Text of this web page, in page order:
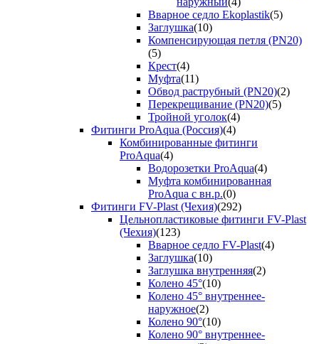
Вварное седло Ekoplastik(5)
Заглушка(10)
Компенсирующая петля (PN20)
(5)
Крест(4)
Муфта(11)
Обвод раструбный (PN20)(2)
Перекрещивание (PN20)(5)
Тройной уголок(4)
Фитинги ProAqua (Россия)(4)
Комбинированные фитинги
ProAqua(4)
Водорозетки ProAqua(4)
Муфта комбинированная
ProAqua с вн.р.(0)
Фитинги FV-Plast (Чехия)(292)
Цельнопластиковые фитинги FV-Plast
(Чехия)(123)
Вварное седло FV-Plast(4)
Заглушка(10)
Заглушка внутренняя(2)
Колено 45°(10)
Колено 45° внутреннее-
наружное(2)
Колено 90°(10)
Колено 90° внутреннее-